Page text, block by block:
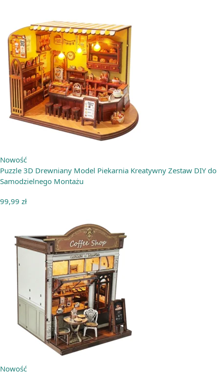
Nowość
Puzzle 3D Drewniany Model Piekarnia Kreatywny Zestaw DIY do
Samodzielnego Montażu
99,99 zł
Nowość